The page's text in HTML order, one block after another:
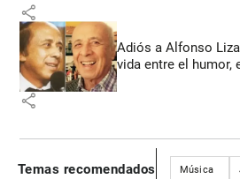
share
Adiós a Alfonso
vida entre el humor,
share
Temas recomendados Música